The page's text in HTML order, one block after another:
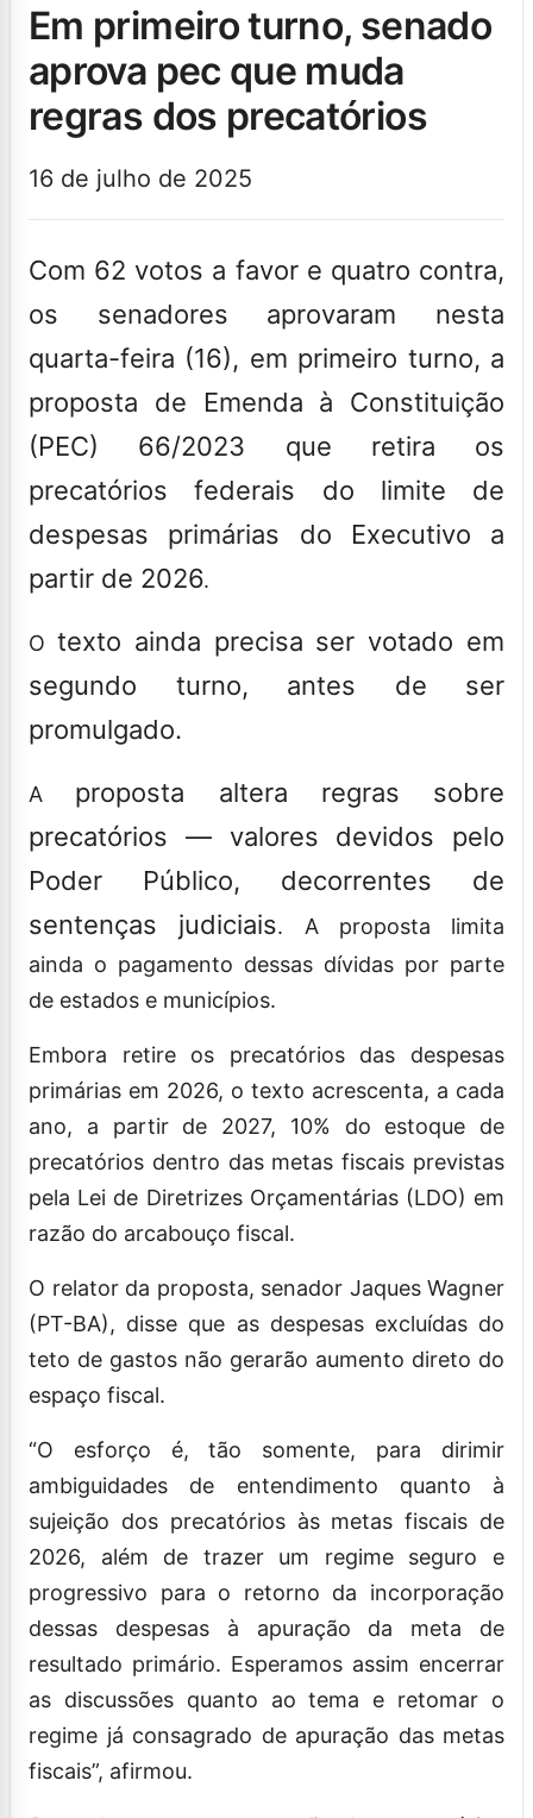
em primeiro turno, senado
aprova pec que muda
regras dos precatórios
16 de julho de 2025
Com 62 votos a favor e quatro contra,
os senadores aprovaram nesta
quarta-feira (16), em primeiro turno, a
proposta de Emenda à Constituição
(PEC) 66/2023 que retira os
precatórios federais do limite de
despesas primárias do Executivo a
partir de 2026.
O texto ainda precisa ser votado em
segundo turno, antes de ser
promulgado.
A proposta altera regras sobre
precatórios — valores devidos pelo
Poder Público, decorrentes de
sentenças judiciais. A proposta limita
ainda o pagamento dessas dívidas por parte
de estados e municípios.
Embora retire os precatórios das despesas
primárias em 2026, o texto acrescenta, a cada
ano, a partir de 2027, 10% do estoque de
precatórios dentro das metas fiscais previstas
pela Lei de Diretrizes Orçamentárias (LDO) em
razão do arcabouço fiscal.
O relator da proposta, senador Jaques Wagner
(PT-BA), disse que as despesas excluídas do
teto de gastos não gerarão aumento direto do
espaço fiscal.
“O esforço é, tão somente, para dirimir
ambiguidades de entendimento quanto à
sujeição dos precatórios às metas fiscais de
2026, além de trazer um regime seguro e
progressivo para o retorno da incorporação
dessas despesas à apuração da meta de
resultado primário. Esperamos assim encerrar
as discussões quanto ao tema e retomar o
regime já consagrado de apuração das metas
fiscais”, afirmou.